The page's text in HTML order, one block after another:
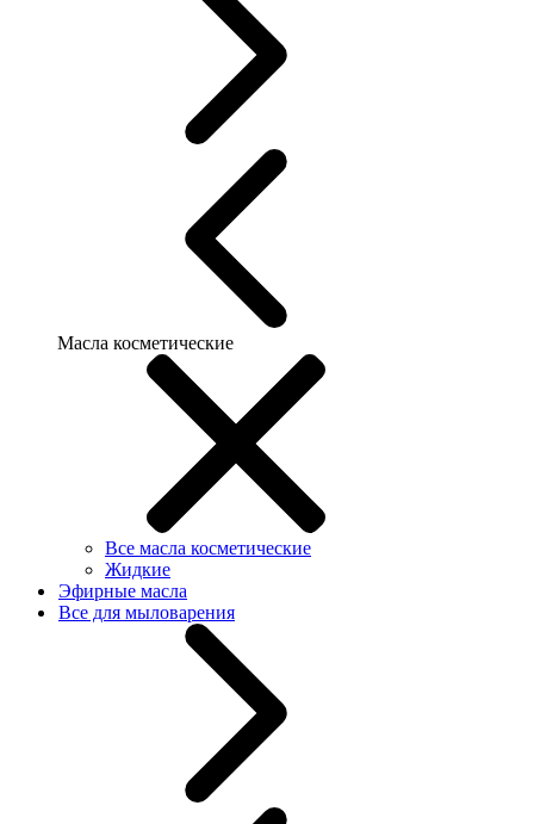
Масла косметические
Все масла косметические
Жидкие
Эфирные масла
Все для мыловарения